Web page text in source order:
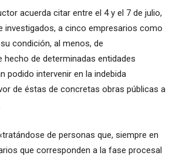
acuerda citar entre el 4 y el 7 de julio,
investigados, a cinco empresarios como
condición, al menos, de
hecho de determinadas entidades
podido intervenir en la indebida
de éstas de concretas obras públicas a
de personas que, siempre en
que corresponden a la fase procesal